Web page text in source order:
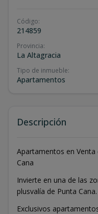
Código:
214859
Provincia:
La Altagracia
Tipo de inmueble:
Apartamentos
Descripción
Apartamentos en Venta
Cana
Invierte en una de las
plusvalía de Punta Cana.
Exclusivos